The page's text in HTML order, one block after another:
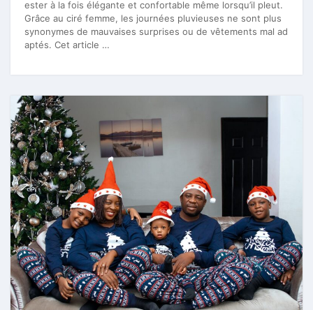
ester à la fois élégante et confortable même lorsqu’il pleut.
Grâce au ciré femme, les journées pluvieuses ne sont plus
synonymes de mauvaises surprises ou de vêtements mal ad
aptés. Cet article …